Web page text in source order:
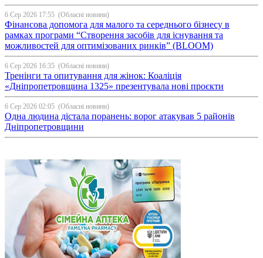
6 Сер 2026 17:55 (Обласні новини)
Фінансова допомога для малого та середнього бізнесу в
рамках програми “Створення засобів для існування та
можливостей для оптимізованих ринків” (BLOOM)
6 Сер 2026 16:35 (Обласні новини)
Тренінги та опитування для жінок: Коаліція
«Дніпропетровщина 1325» презентувала нові проєкти
6 Сер 2026 02:05 (Обласні новини)
Одна людина дістала поранень: ворог атакував 5 районів
Дніпропетровщини